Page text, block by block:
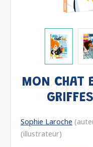
MON CHAT
Sophie Laroche
(illustrateur)